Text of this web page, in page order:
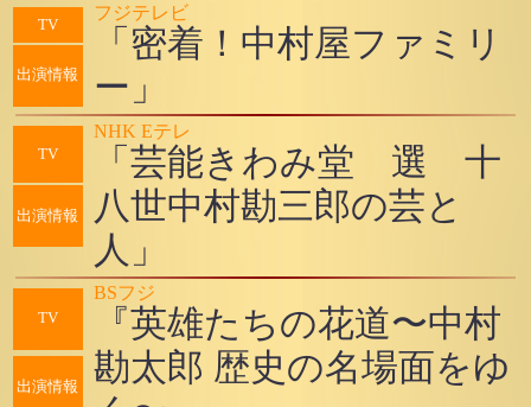
TV
出演情報
フジテレビ
「密着！中村屋ファミリ
ー」
TV
出演情報
NHK Eテレ
「芸能きわみ堂 選 十
八世中村勘三郎の芸と
人」
TV
出演情報
BSフジ
『英雄たちの花道〜中村
勘太郎 歴史の名場面をゆ